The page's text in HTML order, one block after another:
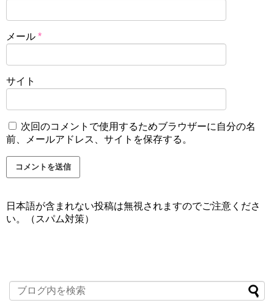
メール *
サイト
次回のコメントで使用するためブラウザーに自分の名
前、メールアドレス、サイトを保存する。
日本語が含まれない投稿は無視されますのでご注意くださ
い。（スパム対策）